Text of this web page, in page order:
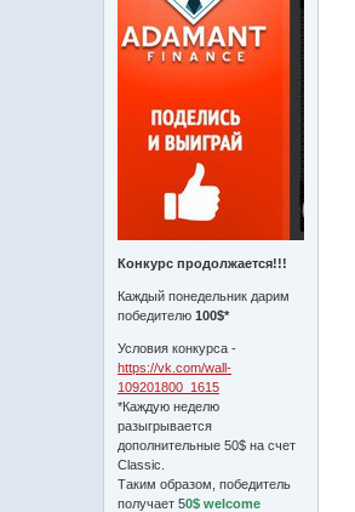
Конкурс продолжается!!!
Каждый понедельник дарим
победителю100$*
Условия конкурса -
https://vk.com/wall-
109201800_1615
*Каждую неделю
разыгрывается
дополнительные 50$ на счет
Classic.
Таким образом, победитель
получает 50$ welcome